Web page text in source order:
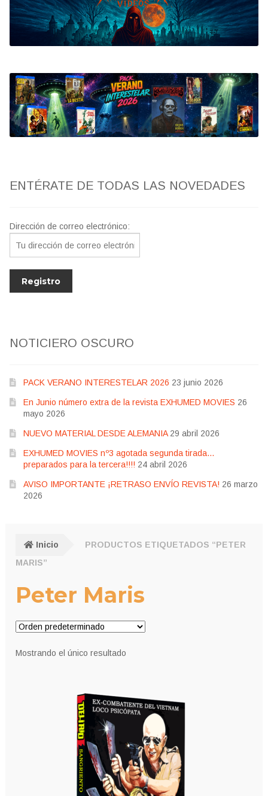
Bluray
Clasificada S
artwork
fantaterror
Jesús Franco
ENTÉRATE DE TODAS LAS NOVEDADES
Dirección de correo electrónico:
NOTICIERO OSCURO
PACK VERANO INTERESTELAR 2026 23 junio 2026
En Junio número extra de la revista EXHUMED MOVIES 26
mayo 2026
NUEVO MATERIAL DESDE ALEMANIA 29 abril 2026
EXHUMED MOVIES nº3 agotada segunda tirada…
preparados para la tercera!!!! 24 abril 2026
AVISO IMPORTANTE ¡RETRASO ENVÍO REVISTA! 26 marzo
2026
Inicio
PRODUCTOS ETIQUETADOS “PETER
MARIS”
Peter Maris
Mostrando el único resultado